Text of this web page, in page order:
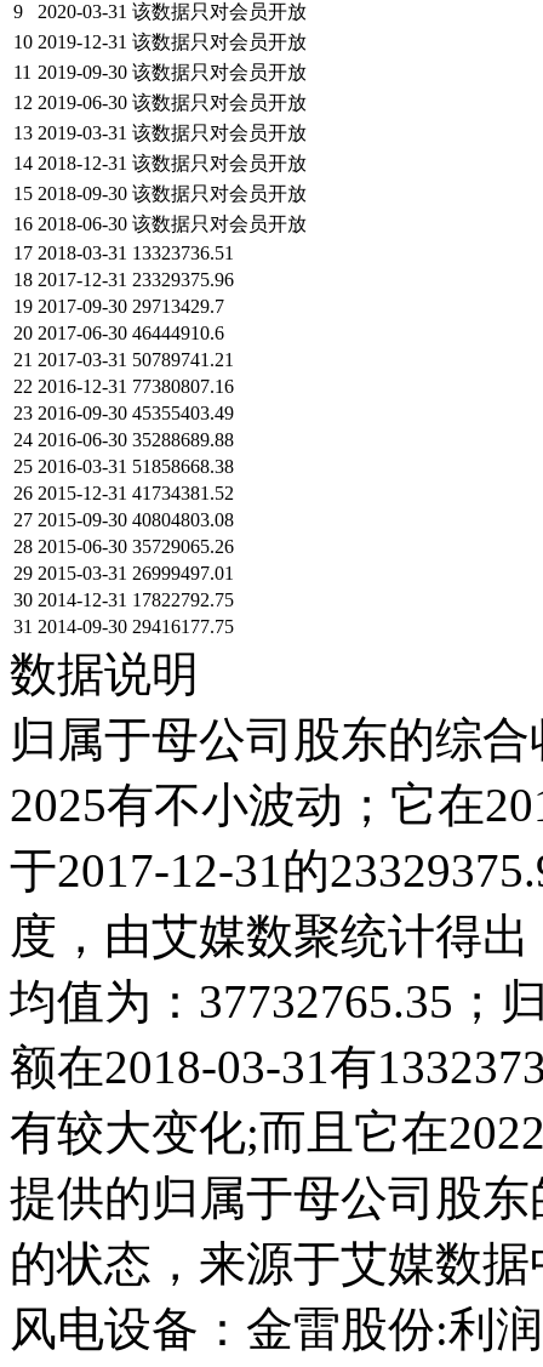
9
2020-03-31 该数据只对会员开放
10 2019-12-31 该数据只对会员开放
11 2019-09-30 该数据只对会员开放
12 2019-06-30 该数据只对会员开放
13 2019-03-31 该数据只对会员开放
14 2018-12-31 该数据只对会员开放
15 2018-09-30 该数据只对会员开放
16 2018-06-30 该数据只对会员开放
17 2018-03-31 13323736.51
18 2017-12-31 23329375.96
19 2017-09-30 29713429.7
20 2017-06-30 46444910.6
21 2017-03-31 50789741.21
22 2016-12-31 77380807.16
23 2016-09-30 45355403.49
24 2016-06-30 35288689.88
25 2016-03-31 51858668.38
26 2015-12-31 41734381.52
27 2015-09-30 40804803.08
28 2015-06-30 35729065.26
29 2015-03-31 26999497.01
30 2014-12-31 17822792.75
31 2014-09-30 29416177.75
数据说明
归属于母公司股东的综
2025有不小波动；它在
于2017-12-31的
度，由艾媒数聚统计得
均值为：37732765.35；
额在2018-03-31有
有较大变化;而且它在
提供的归属于母公司股
的状态，来源于艾媒数
风电设备：金雷股份:利